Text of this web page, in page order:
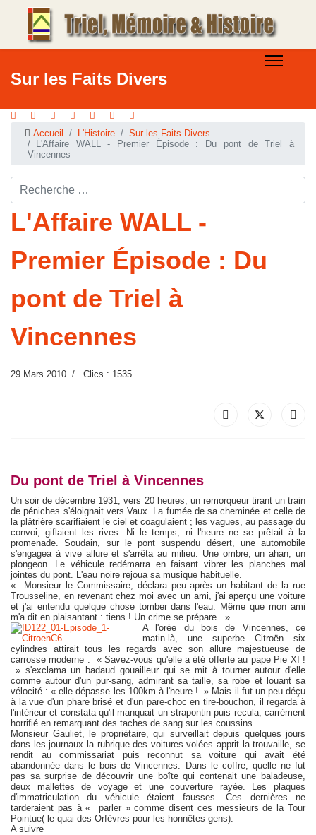
Sur les Faits Divers
Accueil L'Histoire
Sur les Faits Divers
L'Affaire WALL - Premier Épisode : Du pont de Triel à
Vincennes
Rechercher ...
L'Affaire WALL -
Premier Épisode : Du
pont de Triel à
Vincennes
29 Mars 2010 Clics : 1535
Du pont de Triel à Vincennes
Un soir de décembre 1931, vers 20 heures, un remorqueur tirant un train
de péniches s'éloignait vers Vaux. La fumée de sa cheminée et celle de
la plâtrière scarifiaient le ciel et coagulaient ; les vagues, au passage du
convoi, giflaient les rives. Ni le temps, ni l'heure ne se prêtait à la
promenade. Soudain, sur le pont suspendu désert, une automobile
s'engagea à vive allure et s'arrêta au milieu. Une ombre, un ahan, un
plongeon. Le véhicule redémarra en faisant vibrer les planches mal
jointes du pont. L'eau noire rejoua sa musique habituelle.
« Monsieur le Commissaire, déclara peu après un habitant de la rue
Trousseline, en revenant chez moi avec un ami, j'ai aperçu une voiture
et j'ai entendu quelque chose tomber dans l'eau. Même que mon ami
m'a dit en plaisantant : tiens ! Un crime se prépare. »
A l'orée du bois de Vincennes, ce
matin-là, une superbe Citroën six
cylindres attirait tous les regards avec son allure majestueuse de
carrosse moderne : « Savez-vous qu'elle a été offerte au pape Pie XI !
» s'exclama un badaud gouailleur qui se mit à tourner autour d'elle
comme autour d'un pur-sang, admirant sa taille, sa robe et louant sa
vélocité : « elle dépasse les 100km à l'heure ! » Mais il fut un peu déçu
à la vue d'un phare brisé et d'un pare-choc en tire-bouchon, il regarda à
l'intérieur et constata qu'il manquait un strapontin puis recula, carrément
horrifié en remarquant des taches de sang sur les coussins.
Monsieur Gauliet, le propriétaire, qui surveillait depuis quelques jours
dans les journaux la rubrique des voitures volées apprit la trouvaille, se
rendit au commissariat puis reconnut sa voiture qui avait été
abandonnée dans le bois de Vincennes. Dans le coffre, quelle ne fut
pas sa surprise de découvrir une boîte qui contenait une baladeuse,
deux mallettes de voyage et une couverture rayée. Les plaques
d'immatriculation du véhicule étaient fausses. Ces dernières ne
tarderaient pas à « parler » comme disent ces messieurs de la Tour
Pointue( le quai des Orfèvres pour les honnêtes gens).
A suivre